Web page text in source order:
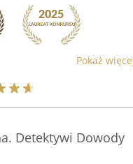
Pokaż
Detektywi Dowody